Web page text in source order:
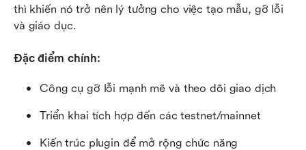
thì khiến nó trở nên lý tưởng cho việc tạo mẫu, gỡ lỗi
và giáo dục.
Đặc điểm chính:
Công cụ gỡ lỗi mạnh mẽ và theo dõi giao dịch
Triển khai tích hợp đến các testnet/mainnet
Kiến trúc plugin để mở rộng chức năng